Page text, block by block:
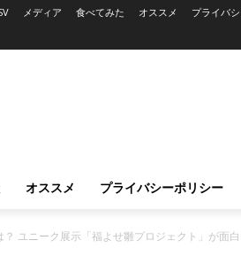
メディア 食べてみた オススメ プライバ
オススメ プライバシーポリシー
ユニーク展示「福よせ雛プロジェクト」が面